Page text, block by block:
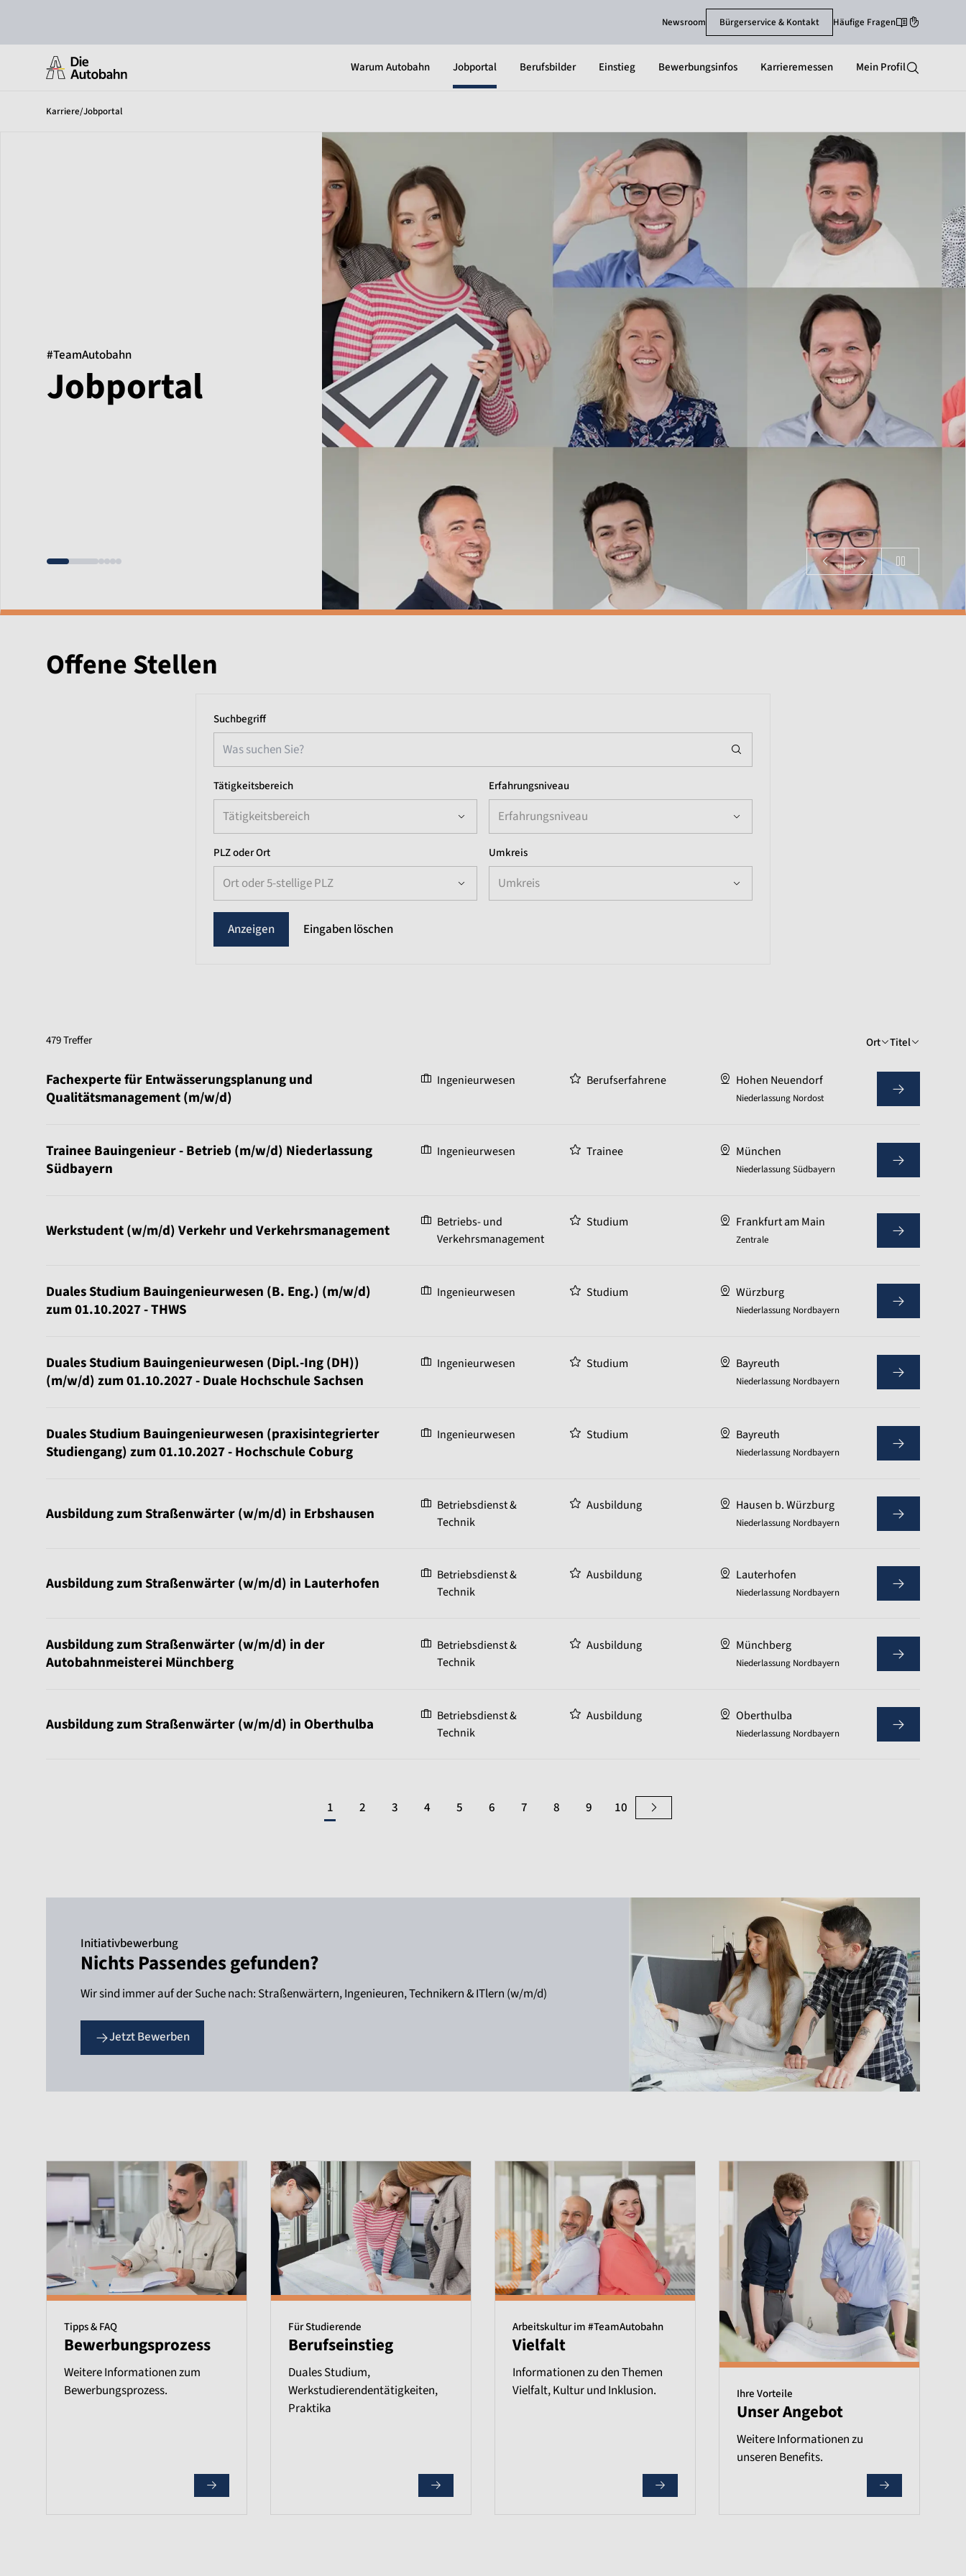
Newsroom Bürgerservice & Kontakt Häufige FragenLeichte-Sprache
Warum Autobahn Jobportal Berufsbilder Einstieg Bewerbungsinfos Karrieremessen Mein Profil
Karriere/Jobportal
#TeamAutobahn
Jobportal
Offene Stellen
Suchbegriff
Tätigkeitsbereich
Tätigkeitsbereich
Erfahrungsniveau
Erfahrungsniveau
PLZ oder Ort
Ort oder 5-stellige PLZ
Umkreis
Umkreis
Eingaben löschen
479 Treffer Ort Titel
Fachexperte für Entwässerungsplanung und
Qualitätsmanagement (m/w/d)
Ingenieurwesen Berufserfahrene Hohen Neuendorf
Niederlassung Nordost
Trainee Bauingenieur - Betrieb (m/w/d) Niederlassung
Südbayern
Ingenieurwesen Trainee München
Niederlassung Südbayern
Werkstudent (w/m/d) Verkehr und Verkehrsmanagement
Betriebs- und
Verkehrsmanagement
Studium Frankfurt am Main
Zentrale
Duales Studium Bauingenieurwesen (B. Eng.) (m/w/d)
zum 01.10.2027 - THWS
Ingenieurwesen Studium Würzburg
Niederlassung Nordbayern
Duales Studium Bauingenieurwesen (Dipl.-Ing (DH))
(m/w/d) zum 01.10.2027 - Duale Hochschule Sachsen
Ingenieurwesen Studium Bayreuth
Niederlassung Nordbayern
Duales Studium Bauingenieurwesen (praxisintegrierter
Studiengang) zum 01.10.2027 - Hochschule Coburg
Ingenieurwesen Studium Bayreuth
Niederlassung Nordbayern
Ausbildung zum Straßenwärter (w/m/d) in Erbshausen
Betriebsdienst &
Technik
Ausbildung Hausen b. Würzburg
Niederlassung Nordbayern
Ausbildung zum Straßenwärter (w/m/d) in Lauterhofen
Betriebsdienst &
Technik
Ausbildung Lauterhofen
Niederlassung Nordbayern
Ausbildung zum Straßenwärter (w/m/d) in der
Autobahnmeisterei Münchberg
Betriebsdienst &
Technik
Ausbildung Münchberg
Niederlassung Nordbayern
Ausbildung zum Straßenwärter (w/m/d) in Oberthulba
Betriebsdienst &
Technik
Ausbildung Oberthulba
Niederlassung Nordbayern
1 2 3 4 5 6 7 8 9 10
Initiativbewerbung
Nichts Passendes gefunden?
Wir sind immer auf der Suche nach: Straßenwärtern, Ingenieuren, Technikern & ITlern (w/m/d)
Jetzt Bewerben
Tipps & FAQ
Bewerbungsprozess
Weitere Informationen zum
Bewerbungsprozess.
Für Studierende
Berufseinstieg
Duales Studium,
Werkstudierendentätigkeiten,
Praktika
Arbeitskultur im #TeamAutobahn
Vielfalt
Informationen zu den Themen
Vielfalt, Kultur und Inklusion.
Ihre Vorteile
Unser Angebot
Weitere Informationen zu
unseren Benefits.